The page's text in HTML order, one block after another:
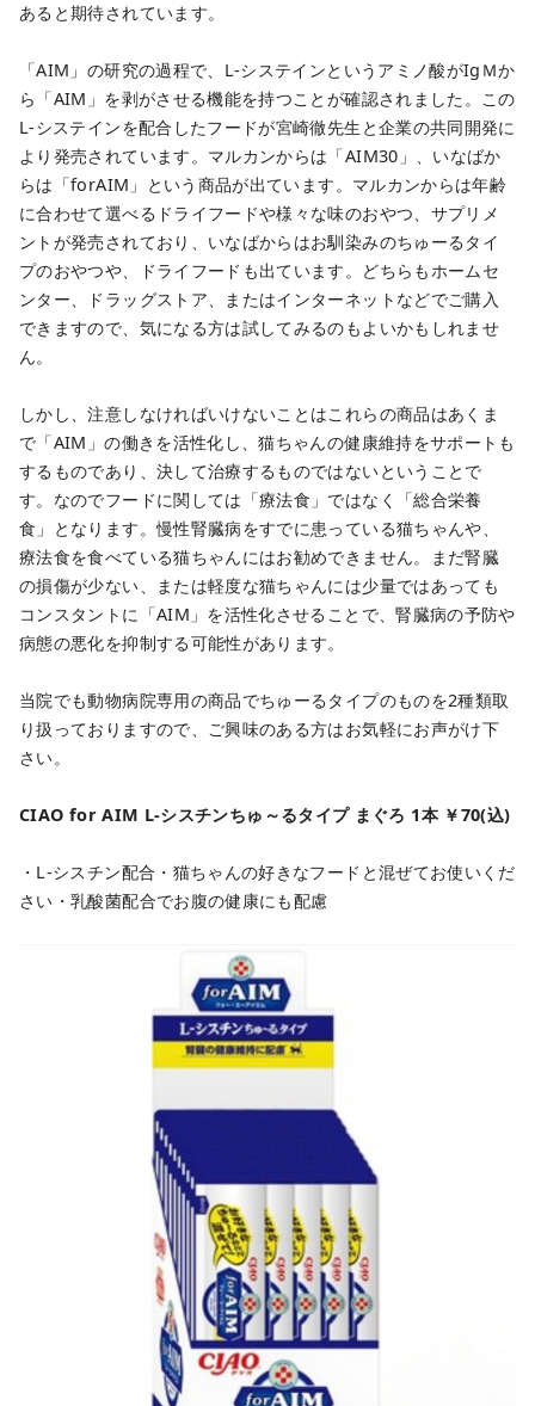
あると期待されています。
「AIM」の研究の過程で、L-システインというアミノ酸がIgＭか
ら「AIM」を剥がさせる機能を持つことが確認されました。この
L-システインを配合したフードが宮崎徹先生と企業の共同開発に
より発売されています。マルカンからは「AIM30」、いなばか
らは「forAIM」という商品が出ています。マルカンからは年齢
に合わせて選べるドライフードや様々な味のおやつ、サプリメ
ントが発売されており、いなばからはお馴染みのちゅーるタイ
プのおやつや、ドライフードも出ています。どちらもホームセ
ンター、ドラッグストア、またはインターネットなどでご購入
できますので、気になる方は試してみるのもよいかもしれませ
ん。
しかし、注意しなければいけないことはこれらの商品はあくま
で「AIM」の働きを活性化し、猫ちゃんの健康維持をサポートも
するものであり、決して治療するものではないということで
す。なのでフードに関しては「療法食」ではなく「総合栄養
食」となります。慢性腎臓病をすでに患っている猫ちゃんや、
療法食を食べている猫ちゃんにはお勧めできません。まだ腎臓
の損傷が少ない、または軽度な猫ちゃんには少量ではあっても
コンスタントに「AIM」を活性化させることで、腎臓病の予防や
病態の悪化を抑制する可能性があります。
当院でも動物病院専用の商品でちゅーるタイプのものを2種類取
り扱っておりますので、ご興味のある方はお気軽にお声がけ下
さい。
CIAO for AIM L-シスチンちゅ～るタイプ まぐろ 1本 ￥70(込)
・L-シスチン配合 ・猫ちゃんの好きなフードと混ぜてお使いくだ
さい ・乳酸菌配合でお腹の健康にも配慮